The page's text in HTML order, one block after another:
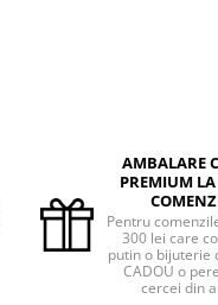
AMBALARE
PREMIUM
Pentru
300 lei care
putin o bijuterie
CADOU o
cercei din